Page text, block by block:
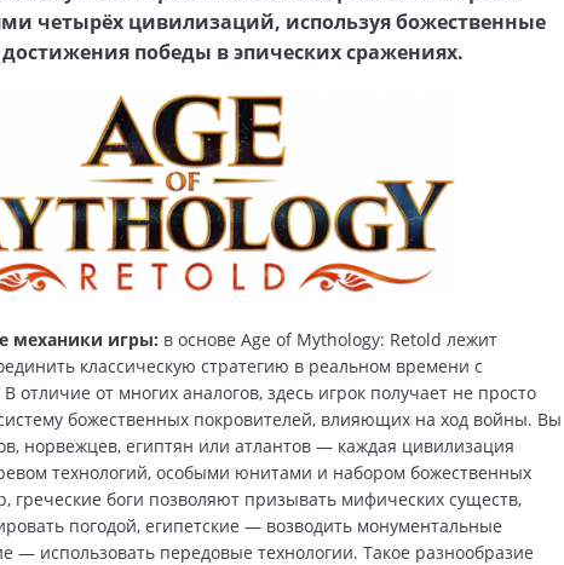
четырёх цивилизаций, используя божественные
победы в эпических сражениях.
механики игры: в основе Age of Mythology: Retold лежит
классическую стратегию в реальном времени с
отличие от многих аналогов, здесь игрок получает не просто
божественных покровителей, влияющих на ход войны. Вы
норвежцев, египтян или атлантов — каждая цивилизация
технологий, особыми юнитами и набором божественных
греческие боги позволяют призывать мифических существ,
погодой, египетские — возводить монументальные
— использовать передовые технологии. Такое разнообразие